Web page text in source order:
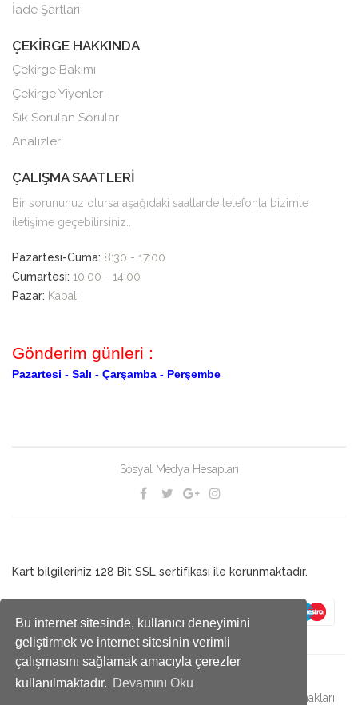
Bu internet sitesinde, kullanıcı deneyimini
geliştirmek ve internet sitesinin verimli
çalışmasını sağlamak amacıyla çerezler
kullanılmaktadır.
Devamını Oku
İade Şartları
ÇEKİRGE HAKKINDA
Çekirge Bakımı
Çekirge Yiyenler
Sık Sorulan Sorular
Analizler
ÇALIŞMA SAATLERİ
Bir sorununuz olursa aşağıdaki saatlarde telefonla bizimle
iletişime geçebilirsiniz..
Pazartesi-Cuma: 8:30 - 17:00
Cumartesi: 10:00 - 14:00
Pazar: Kapalı
Gönderim günleri :
Pazartesi - Salı - Çarşamba - Perşembe
Sosyal Medya Hesapları
Kart bilgileriniz 128 Bit SSL sertifikası ile korunmaktadır.
© 2019 Antalya Çekirge bir MİRA kuruluşudur. - Bütün hakları